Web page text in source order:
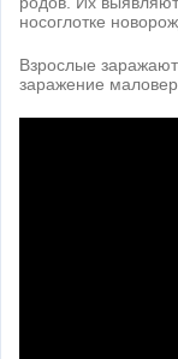
носоглотке
Взрослые
заражение